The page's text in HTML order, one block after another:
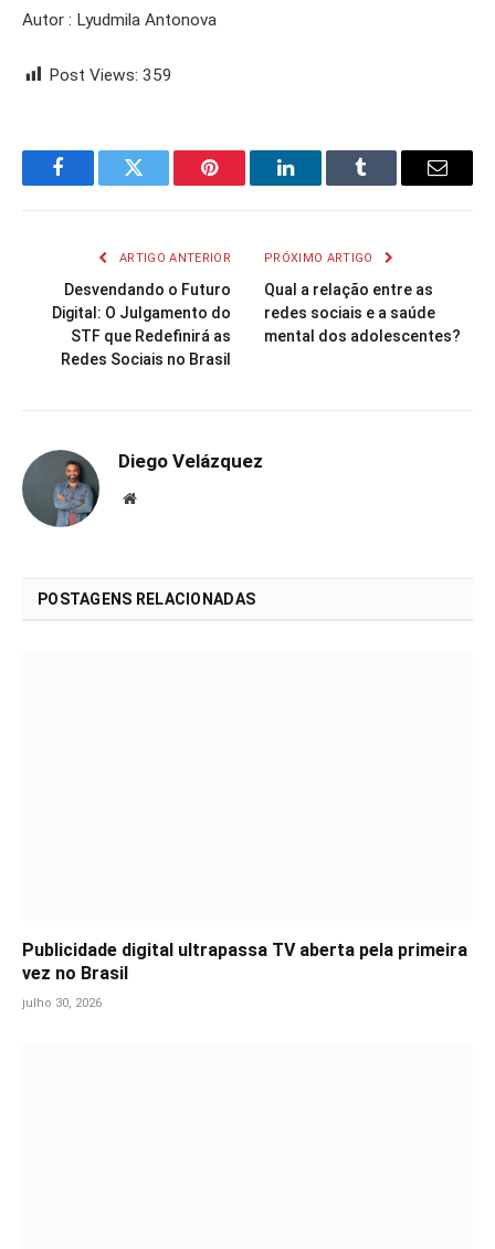
Autor : Lyudmila Antonova
Post Views: 359
FacebookTwitter Pinterest LinkedInTumblr Email
ARTIGO ANTERIOR
Desvendando o Futuro
Digital: O Julgamento do
STF que Redefinirá as
Redes Sociais no Brasil
PRÓXIMO ARTIGO
Qual a relação entre as
redes sociais e a saúde
mental dos adolescentes?
Diego Velázquez
Website
POSTAGENS RELACIONADAS
Publicidade digital ultrapassa TV aberta pela primeira
vez no Brasil
julho 30, 2026